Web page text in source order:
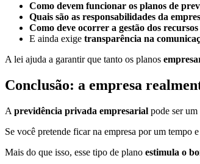
Como devem funcionar os planos de
Quais são as responsabilidades da
Como deve ocorrer a gestão dos recursos
E ainda exige transparência na
A lei ajuda a garantir que tanto os planos
Conclusão: a empresa
A previdência privada empresarial pode ser
Se você pretende ficar na empresa por um tempo
Mais do que isso, esse tipo de plano estimula o